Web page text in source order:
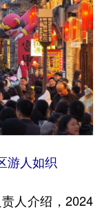
溯源中国
会展
悦读
上市公司
山西
游人如织
人介绍，2024